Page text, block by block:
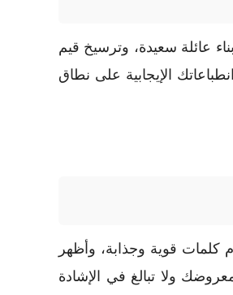
عائلة سعيدة، وترسيخ قيم
الإيجابية على نطاق
قوية وجذابة، وأظهر
ولا تبالغ في الإشادة